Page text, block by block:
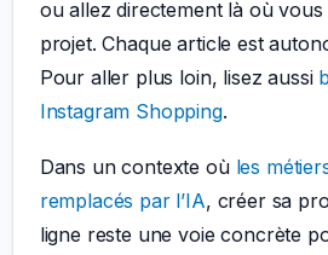
ou allez directement là où
projet. Chaque article est
Pour aller plus loin, lisez aussi
Instagram Shopping.
Dans un contexte où les
remplacés par l’IA, créer sa
ligne reste une voie concrète